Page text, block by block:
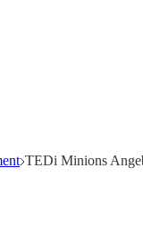
TEDi Minions